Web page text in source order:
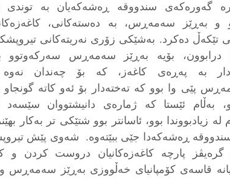
گەورەکەی سندووقە ڕەشەکەیان بە توندی
و بەڕێز سەمەڕس، بە دەستەکانی،
تێکەڵ دەکرد. بەشێکی زۆری نەریتەکانی
درابوون، بۆیە بەڕێز سەمەڕس سەرکەوتوو
بە پەڕەی کاغەز، کە بۆ چەندان نەوە
پێی وا بوو کە تەختەدار بۆ ئەو کاتە گونجاو
بەڵام ئێستا کە ژمارەی دانیشتووان
لە زیادبووندا بوو، ئاسانتر بوو شتێکی تر بەکار
ڕەشەکەدا جێی ببێتەوە. شەوی پێش
پارچە کاغەزەکانیان دروست کردن و
قاسەی کۆمپانیای خەڵووزی بەڕێز سەمەڕس